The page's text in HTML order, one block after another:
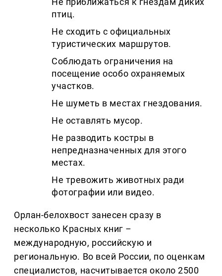
птиц.
Не сходить с официальных
туристических маршрутов.
Соблюдать ограничения на
посещение особо охраняемых
участков.
Не шуметь в местах гнездования.
Не оставлять мусор.
Не разводить костры в
непредназначенных для этого
местах.
Не тревожить животных ради
фотографии или видео.
Орлан-белохвост занесен сразу в
несколько Красных книг –
международную, российскую и
региональную. Во всей России, по оценкам
специалистов, насчитывается около 2500